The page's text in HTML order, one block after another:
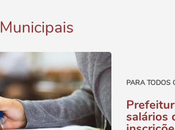
Municipais
PARA TODOS
salários